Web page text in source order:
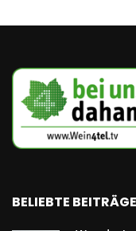
BELIEBTE BEITRÄGE